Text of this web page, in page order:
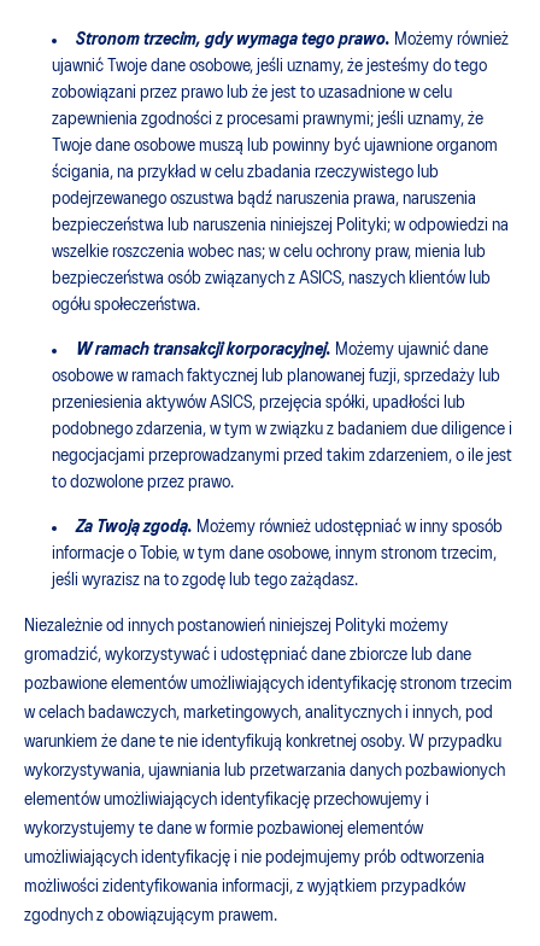
Stronom trzecim, gdy wymaga tego prawo. Możemy również
ujawnić Twoje dane osobowe, jeśli uznamy, że jesteśmy do tego
zobowiązani przez prawo lub że jest to uzasadnione w celu
zapewnienia zgodności z procesami prawnymi; jeśli uznamy, że
Twoje dane osobowe muszą lub powinny być ujawnione organom
ścigania, na przykład w celu zbadania rzeczywistego lub
podejrzewanego oszustwa bądź naruszenia prawa, naruszenia
bezpieczeństwa lub naruszenia niniejszej Polityki; w odpowiedzi na
wszelkie roszczenia wobec nas; w celu ochrony praw, mienia lub
bezpieczeństwa osób związanych z ASICS, naszych klientów lub
ogółu społeczeństwa.
W ramach transakcji korporacyjnej. Możemy ujawnić dane
osobowe w ramach faktycznej lub planowanej fuzji, sprzedaży lub
przeniesienia aktywów ASICS, przejęcia spółki, upadłości lub
podobnego zdarzenia, w tym w związku z badaniem due diligence i
negocjacjami przeprowadzanymi przed takim zdarzeniem, o ile jest
to dozwolone przez prawo.
Za Twoją zgodą. Możemy również udostępniać w inny sposób
informacje o Tobie, w tym dane osobowe, innym stronom trzecim,
jeśli wyrazisz na to zgodę lub tego zażądasz.
Niezależnie od innych postanowień niniejszej Polityki możemy
gromadzić, wykorzystywać i udostępniać dane zbiorcze lub dane
pozbawione elementów umożliwiających identyfikację stronom trzecim
w celach badawczych, marketingowych, analitycznych i innych, pod
warunkiem że dane te nie identyfikują konkretnej osoby. W przypadku
wykorzystywania, ujawniania lub przetwarzania danych pozbawionych
elementów umożliwiających identyfikację przechowujemy i
wykorzystujemy te dane w formie pozbawionej elementów
umożliwiających identyfikację i nie podejmujemy prób odtworzenia
możliwości zidentyfikowania informacji, z wyjątkiem przypadków
zgodnych z obowiązującym prawem.